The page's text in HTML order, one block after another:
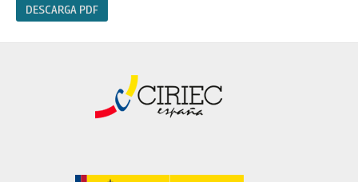
DESCARGA PDF